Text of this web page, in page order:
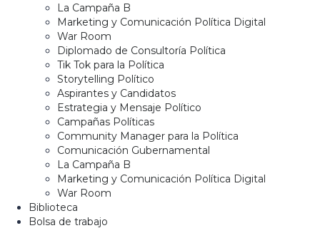
La Campaña B
Marketing y Comunicación Política Digital
War Room
Diplomado de Consultoría Política
Tik Tok para la Política
Storytelling Político
Aspirantes y Candidatos
Estrategia y Mensaje Político
Campañas Políticas
Community Manager para la Política
Comunicación Gubernamental
La Campaña B
Marketing y Comunicación Política Digital
War Room
Biblioteca
Bolsa de trabajo